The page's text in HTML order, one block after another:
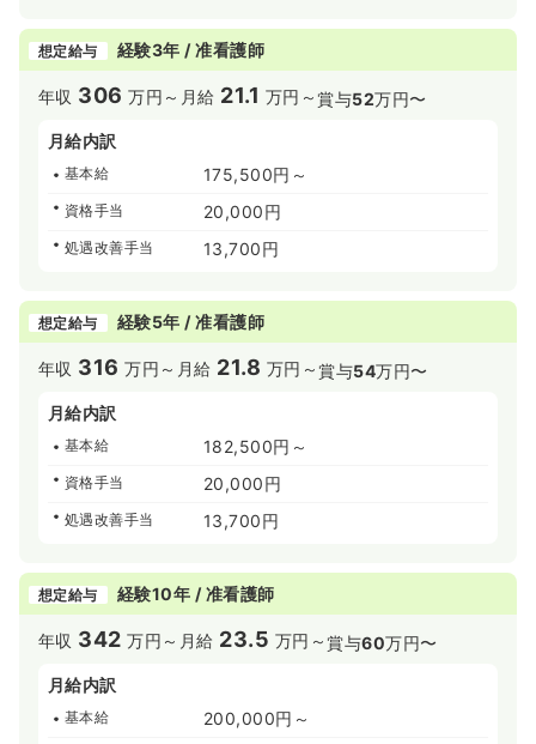
想定給与 経験3年 / 准看護師
年収 306 万円～ 月給 21.1 万円～賞与52万円〜
月給内訳
基本給 175,500円～
資格手当 20,000円
処遇改善手当 13,700円
想定給与 経験5年 / 准看護師
年収 316 万円～ 月給 21.8 万円～賞与54万円〜
月給内訳
基本給 182,500円～
資格手当 20,000円
処遇改善手当 13,700円
想定給与 経験10年 / 准看護師
年収 342 万円～ 月給 23.5 万円～賞与60万円〜
月給内訳
基本給 200,000円～